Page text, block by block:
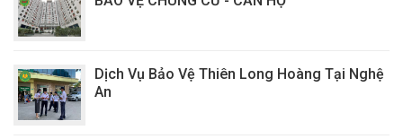
Dịch Vụ Bảo Vệ Thiên Long Hoàng Tại Nghệ
An